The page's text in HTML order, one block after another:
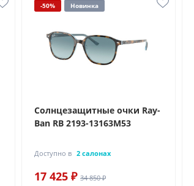
-50% Новинка
Солнцезащитные очки Ray-
Ban RB 2193-13163M53
Доступно в 2 салонах
17 425 ₽ 34 850 ₽